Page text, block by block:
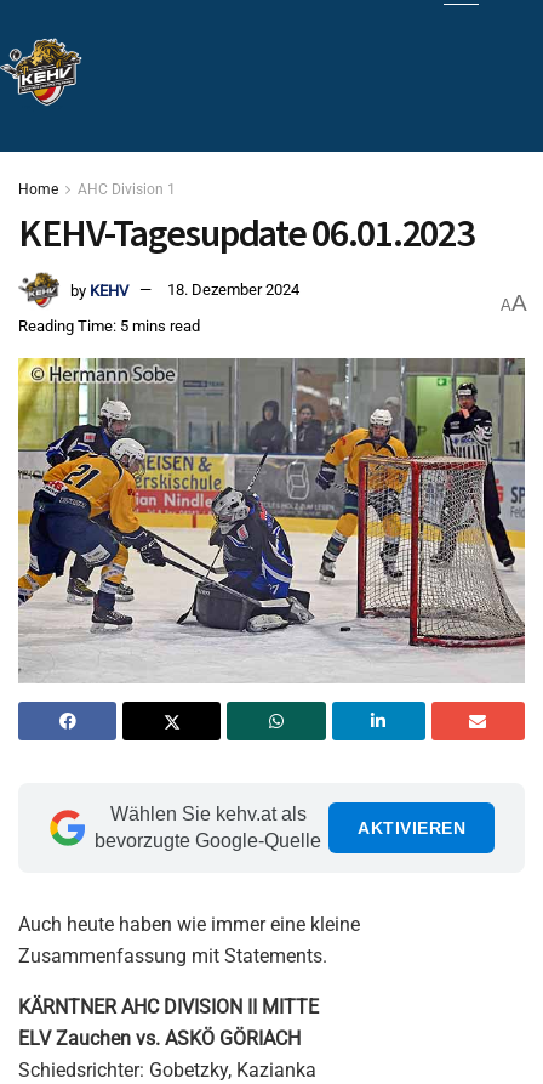
Home AHC Division 1
KEHV-Tagesupdate 06.01.2023
by KEHV
18. Dezember 2024
Reading Time: 5 mins read
AA
Wählen Sie kehv.at als
bevorzugte Google-Quelle
AKTIVIEREN
Auch heute haben wie immer eine kleine
Zusammenfassung mit Statements.
KÄRNTNER AHC DIVISION II MITTE
ELV Zauchen vs. ASKÖ GÖRIACH
Schiedsrichter: Gobetzky, Kazianka